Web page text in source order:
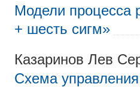
Модели процесса
+ шесть сигм»
Казаринов Лев
Схема